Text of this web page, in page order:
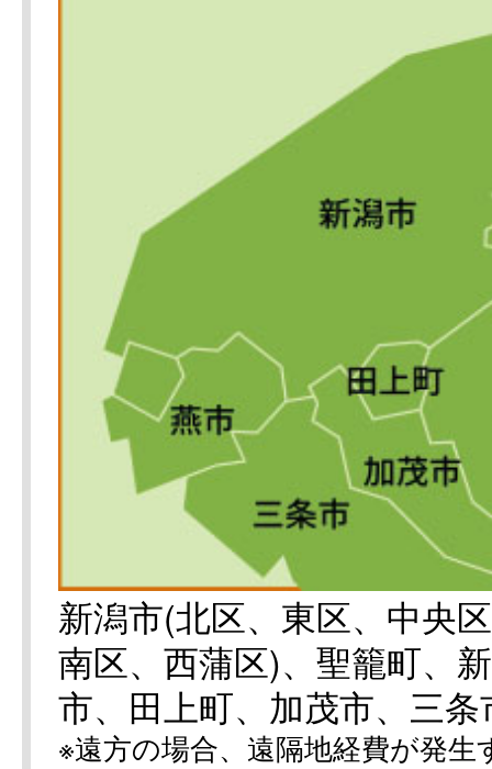
新潟市(北区、東区、中央
南区、西蒲区)、聖籠町、
市、田上町、加茂市、三
※遠方の場合、遠隔地経費が発